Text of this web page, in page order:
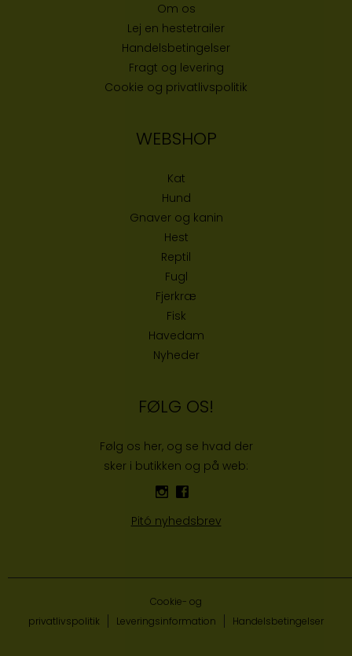
Om os
Lej en hestetrailer
Handelsbetingelser
Fragt og levering
Cookie og privatlivspolitik
WEBSHOP
Kat
Hund
Gnaver og kanin
Hest
Reptil
Fugl
Fjerkræ
Fisk
Havedam
Nyheder
FØLG OS!
Følg os her, og se hvad der
sker i butikken og på web:
Pitó nyhedsbrev
Cookie- og
privatlivspolitik
Leveringsinformation Handelsbetingelser